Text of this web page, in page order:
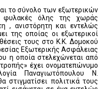
το σύνολο των εξωτερικών
φυλακές όλης της χωράς
, ανιστόρητη και εντελώς
της οποίας οι εξωτερικοί
τους στο Κ.Κ. Δομοκού
Εξωτερικής Ασφάλειας
η οποία στελεχώνεται από
έχει ονοματεπώνυμο
Παναγιωτόπουλου Ν.
στιγματίσει πολιτικά τους